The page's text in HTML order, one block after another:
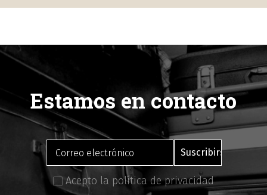
Estamos en contacto
Acepto la política de privacidad